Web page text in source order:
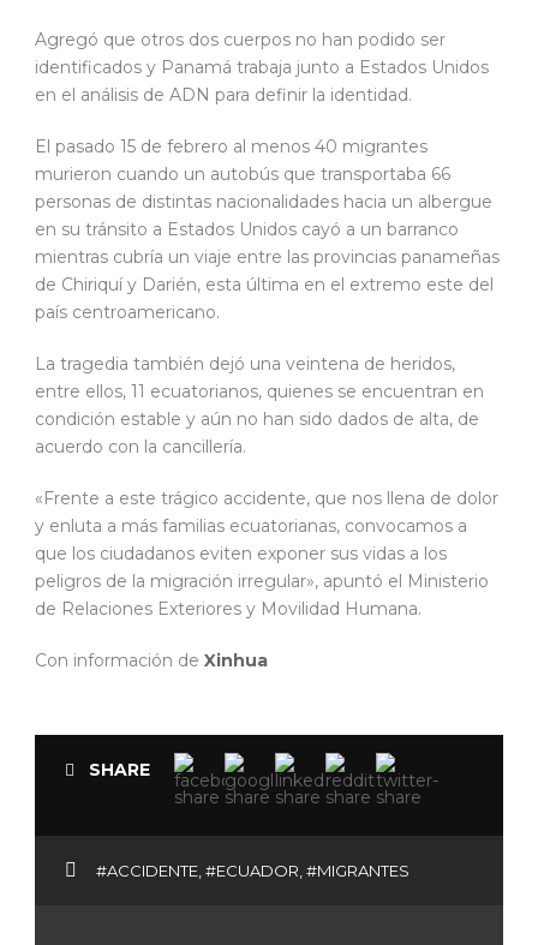
Agregó que otros dos cuerpos no han podido ser
identificados y Panamá trabaja junto a Estados Unidos
en el análisis de ADN para definir la identidad.
El pasado 15 de febrero al menos 40 migrantes
murieron cuando un autobús que transportaba 66
personas de distintas nacionalidades hacia un albergue
en su tránsito a Estados Unidos cayó a un barranco
mientras cubría un viaje entre las provincias panameñas
de Chiriquí y Darién, esta última en el extremo este del
país centroamericano.
La tragedia también dejó una veintena de heridos,
entre ellos, 11 ecuatorianos, quienes se encuentran en
condición estable y aún no han sido dados de alta, de
acuerdo con la cancillería.
«Frente a este trágico accidente, que nos llena de dolor
y enluta a más familias ecuatorianas, convocamos a
que los ciudadanos eviten exponer sus vidas a los
peligros de la migración irregular», apuntó el Ministerio
de Relaciones Exteriores y Movilidad Humana.
Con información de Xinhua
SHARE
#ACCIDENTE #ECUADOR #MIGRANTES